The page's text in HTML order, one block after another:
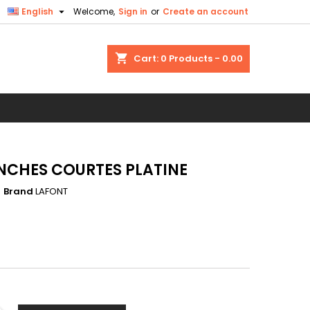
Welcome, Sign in or Create an account
English 
shopping_cart Cart: 0 Products - 0.00
COURTES PLATINE
Brand LAFONT